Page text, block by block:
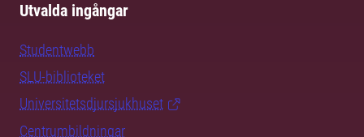
Utvalda ingångar
Studentwebb
SLU-biblioteket
Universitetsdjursjukhuset
Centrumbildningar